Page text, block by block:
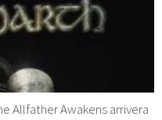
Allfather Awakens arrivera